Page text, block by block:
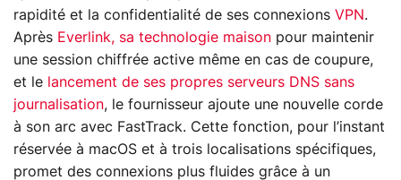
rapidité et la confidentialité de ses connexions VPN.
Après Everlink, sa technologie maison pour maintenir
une session chiffrée active même en cas de coupure,
et le lancement de ses propres serveurs DNS sans
journalisation, le fournisseur ajoute une nouvelle corde
à son arc avec FastTrack. Cette fonction, pour l’instant
réservée à macOS et à trois localisations spécifiques,
promet des connexions plus fluides grâce à un